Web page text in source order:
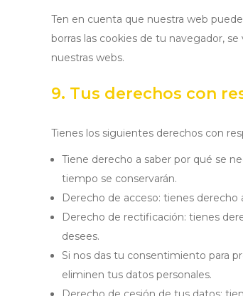
Ten en cuenta que nuestra web
borras las cookies de tu navegador,
nuestras webs.
9. Tus derechos con
Tienes los siguientes derechos con
Tiene derecho a saber por qué se
tiempo se conservarán.
Derecho de acceso: tienes
Derecho de rectificación: tienes
desees.
Si nos das tu consentimiento para
eliminen tus datos personales.